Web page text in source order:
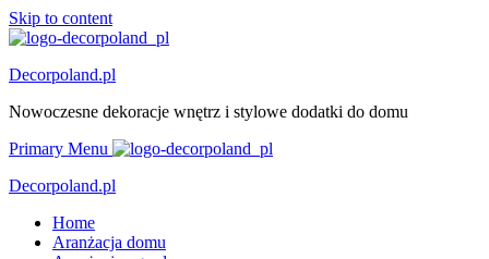
Skip to content
Decorpoland.pl
Nowoczesne dekoracje wnętrz i stylowe dodatki do domu
Primary Menu
Decorpoland.pl
Home
Aranżacja domu